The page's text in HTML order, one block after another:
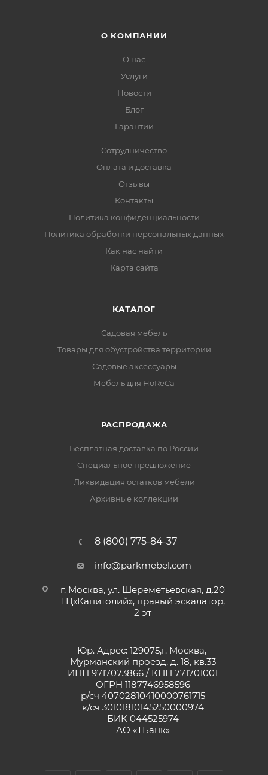
О КОМПАНИИ
О нас
Услуги
Новости
Блог
Гарантии
Сотрудничество
Оплата и доставка
Отзывы
Контакты
Политика конфиденциальности
Политика обработки персональных данных
Как нас найти
Карта сайта
КАТАЛОГ
Садовая мебель
Товары для обустройства территории
Садовые аксессуары
Мебель для HoReCa
РАСПРОДАЖА
Бесплатная доставка по России
Специальное предложение
Ликвидация остатков мебели
Архивные коллекции
8 (800) 775-84-37
info@parkmebel.com
г. Москва, ул. Шереметьевская, д.20
ТЦ«Капитолий», правый эскалатор,
2 эт
Юр. Адрес: 129075,г. Москва,
Мурманский проезд, д. 18, кв.33
ИНН 9717073866 / КПП 771701001
ОГРН 1187746958596
р/сч 40702810410000761715
к/сч 30101810145250000974
БИК 044525974
АО «ТБанк»